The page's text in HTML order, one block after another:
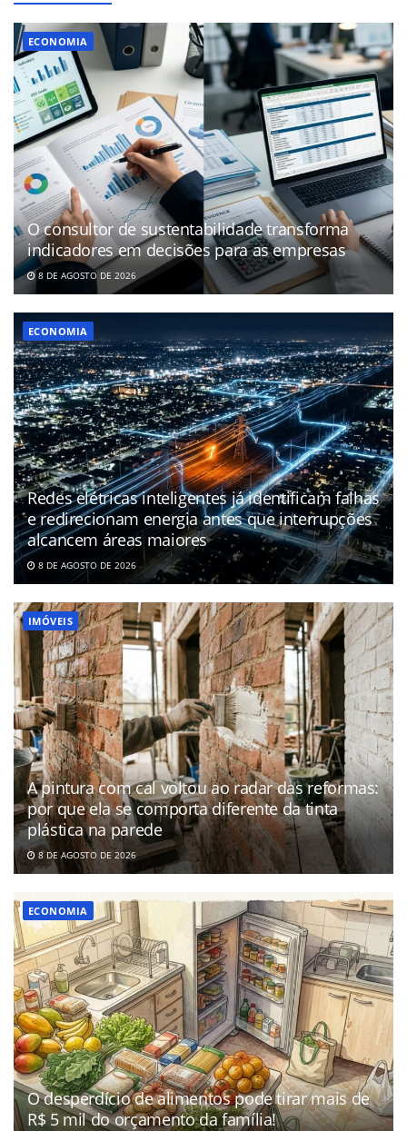
ECONOMIA
O consultor de sustentabilidade transforma
indicadores em decisões para as empresas
8 DE AGOSTO DE 2026
ECONOMIA
Redes elétricas inteligentes já identificam falhas
e redirecionam energia antes que interrupções
alcancem áreas maiores
8 DE AGOSTO DE 2026
IMÓVEIS
A pintura com cal voltou ao radar das reformas:
por que ela se comporta diferente da tinta
plástica na parede
8 DE AGOSTO DE 2026
ECONOMIA
O desperdício de alimentos pode tirar mais de
R$ 5 mil do orçamento da família!